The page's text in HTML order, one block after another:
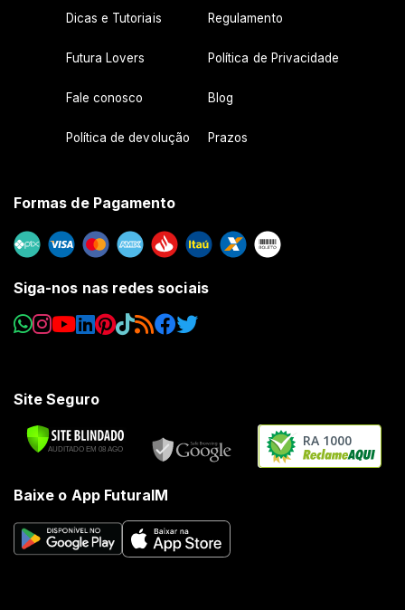
Dicas e Tutoriais Regulamento
Futura Lovers Política de Privacidade
Fale conosco Blog
Política de devolução Prazos
Formas de Pagamento
Siga-nos nas redes sociais
Site Seguro
RA 1000
Baixe o App FuturaIM